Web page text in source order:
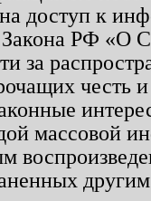
доступ к
Закона РФ «О
за
честь
массовой